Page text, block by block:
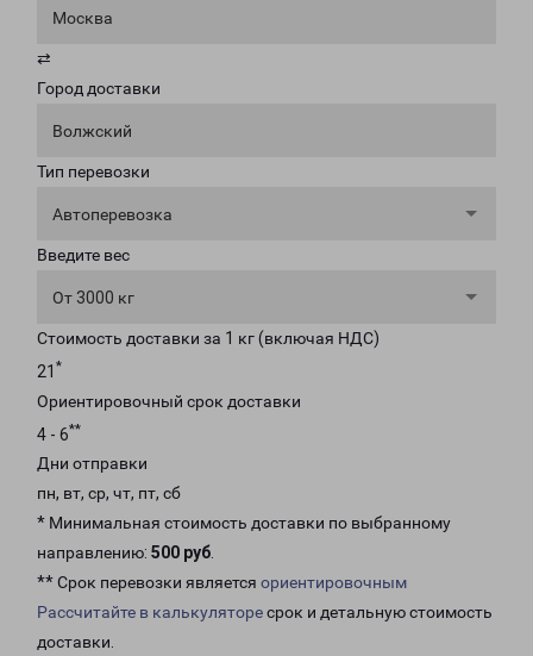
Москва
⇄
Город доставки
Волжский
Тип перевозки
Автоперевозка
Введите вес
От 3000 кг
Стоимость доставки за 1 кг (включая НДС)
21 *
Ориентировочный срок доставки
4 - 6**
Дни отправки
пн, вт, ср, чт, пт, сб
* Минимальная стоимость доставки по выбранному
направлению: 500 руб.
** Срок перевозки является ориентировочным
Рассчитайте в калькуляторесрок и детальную стоимость
доставки.